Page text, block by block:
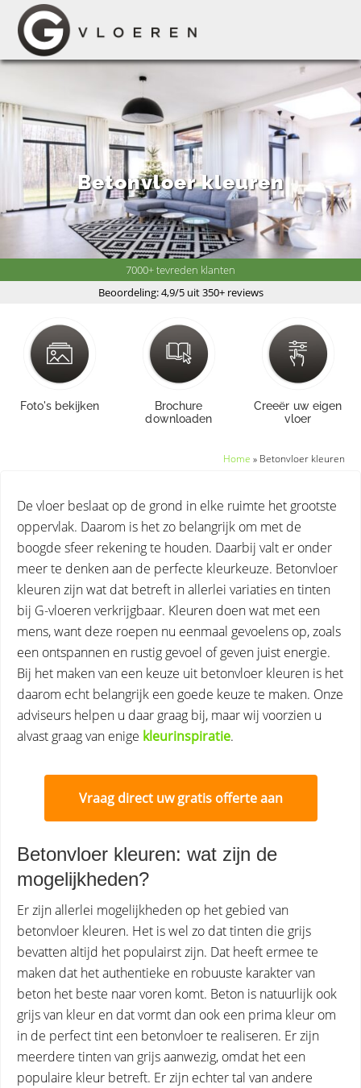
Betonvloer kleuren
Foto's bekijken
Brochure
downloaden
Creeër uw eigen
vloer
7000+ tevreden klanten
Beoordeling: 4,9/5 uit 350+ reviews
Home » Betonvloer kleuren
De vloer beslaat op de grond in elke ruimte het grootste
oppervlak. Daarom is het zo belangrijk om met de
boogde sfeer rekening te houden. Daarbij valt er onder
meer te denken aan de perfecte kleurkeuze. Betonvloer
kleuren zijn wat dat betreft in allerlei variaties en tinten
bij G-vloeren verkrijgbaar. Kleuren doen wat met een
mens, want deze roepen nu eenmaal gevoelens op, zoals
een ontspannen en rustig gevoel of geven juist energie.
Bij het maken van een keuze uit betonvloer kleuren is het
daarom echt belangrijk een goede keuze te maken. Onze
adviseurs helpen u daar graag bij, maar wij voorzien u
alvast graag van enige kleurinspiratie.
Vraag direct uw gratis offerte aan
Betonvloer kleuren: wat zijn de
mogelijkheden?
Er zijn allerlei mogelijkheden op het gebied van
betonvloer kleuren. Het is wel zo dat tinten die grijs
bevatten altijd het populairst zijn. Dat heeft ermee te
maken dat het authentieke en robuuste karakter van
beton het beste naar voren komt. Beton is natuurlijk ook
grijs van kleur en dat vormt dan ook een prima kleur om
in de perfect tint een betonvloer te realiseren. Er zijn
meerdere tinten van grijs aanwezig, omdat het een
populaire kleur betreft. Er zijn echter tal van andere